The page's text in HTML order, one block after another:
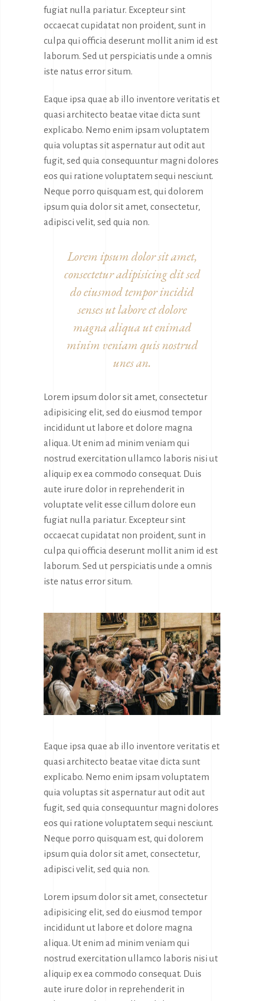
fugiat nulla pariatur. Excepteur sint
occaecat cupidatat non proident, sunt in
culpa qui officia deserunt mollit anim id est
laborum. Sed ut perspiciatis unde a omnis
iste natus error situm.
Eaque ipsa quae ab illo inventore veritatis et
quasi architecto beatae vitae dicta sunt
explicabo. Nemo enim ipsam voluptatem
quia voluptas sit aspernatur aut odit aut
fugit, sed quia consequuntur magni dolores
eos qui ratione voluptatem sequi nesciunt.
Neque porro quisquam est, qui dolorem
ipsum quia dolor sit amet, consectetur,
adipisci velit, sed quia non.
Lorem ipsum dolor sit amet,
consectetur adipisicing elit sed
do eiusmod tempor incidid
senses ut labore et dolore
magna aliqua ut enimad
minim veniam quis nostrud
unes an.
Lorem ipsum dolor sit amet, consectetur
adipisicing elit, sed do eiusmod tempor
incididunt ut labore et dolore magna
aliqua. Ut enim ad minim veniam qui
nostrud exercitation ullamco laboris nisi ut
aliquip ex ea commodo consequat. Duis
aute irure dolor in reprehenderit in
voluptate velit esse cillum dolore eun
fugiat nulla pariatur. Excepteur sint
occaecat cupidatat non proident, sunt in
culpa qui officia deserunt mollit anim id est
laborum. Sed ut perspiciatis unde a omnis
iste natus error situm.
Eaque ipsa quae ab illo inventore veritatis et
quasi architecto beatae vitae dicta sunt
explicabo. Nemo enim ipsam voluptatem
quia voluptas sit aspernatur aut odit aut
fugit, sed quia consequuntur magni dolores
eos qui ratione voluptatem sequi nesciunt.
Neque porro quisquam est, qui dolorem
ipsum quia dolor sit amet, consectetur,
adipisci velit, sed quia non.
Lorem ipsum dolor sit amet, consectetur
adipisicing elit, sed do eiusmod tempor
incididunt ut labore et dolore magna
aliqua. Ut enim ad minim veniam qui
nostrud exercitation ullamco laboris nisi ut
aliquip ex ea commodo consequat. Duis
aute irure dolor in reprehenderit in